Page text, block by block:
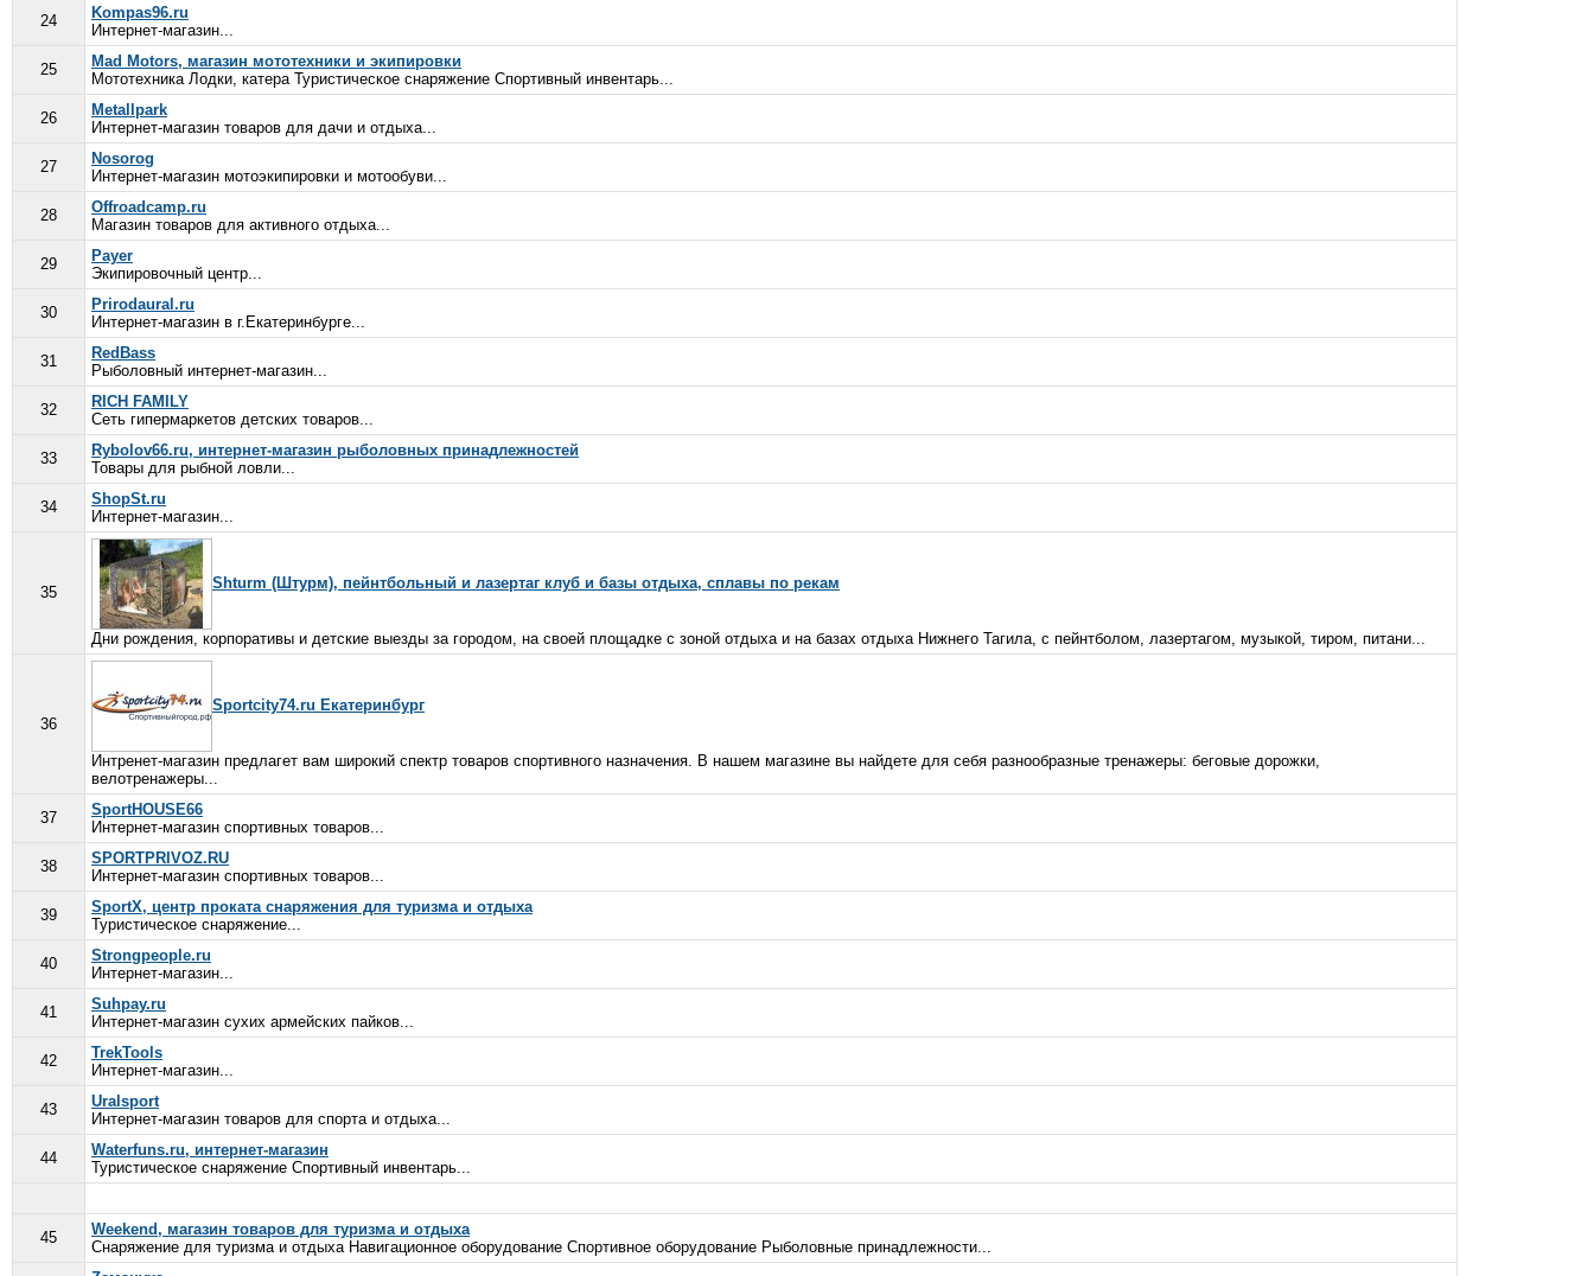
24
Kompas96.ru
Интернет-магазин...
25
Mad Motors, магазин мототехники и экипировки
Мототехника Лодки, катера Туристическое снаряжение Спортивный инвентарь...
26
Metallpark
Интернет-магазин товаров для дачи и отдыха...
27
Nosorog
Интернет-магазин мотоэкипировки и мотообуви...
28
Offroadcamp.ru
Магазин товаров для активного отдыха...
29
Payer
Экипировочный центр...
30
Prirodaural.ru
Интернет-магазин в г.Екатеринбурге...
31
RedBass
Рыболовный интернет-магазин...
32
RICH FAMILY
Сеть гипермаркетов детских товаров...
33
Rybolov66.ru, интернет-магазин рыболовных принадлежностей
Товары для рыбной ловли...
34
ShopSt.ru
Интернет-магазин...
35
Shturm (Штурм), пейнтбольный и лазертаг клуб и базы отдыха, сплавы по рекам
Дни рождения, корпоративы и детские выезды за городом, на своей площадке с зоной отдыха и на базах отдыха Нижнего Тагила, с пейнтболом, лазертагом, музыкой, тиром, питани...
36
Sportcity74.ru Екатеринбург
Интренет-магазин предлагет вам широкий спектр товаров спортивного назначения. В нашем магазине вы найдете для себя разнообразные тренажеры: беговые дорожки,
велотренажеры...
37
SportHOUSE66
Интернет-магазин спортивных товаров...
38
SPORTPRIVOZ.RU
Интернет-магазин спортивных товаров...
39
SportX, центр проката снаряжения для туризма и отдыха
Туристическое снаряжение...
40
Strongpeople.ru
Интернет-магазин...
41
Suhpay.ru
Интернет-магазин сухих армейских пайков...
42
TrekTools
Интернет-магазин...
43
Uralsport
Интернет-магазин товаров для спорта и отдыха...
44
Waterfuns.ru, интернет-магазин
Туристическое снаряжение Спортивный инвентарь...
45
Weekend, магазин товаров для туризма и отдыха
Снаряжение для туризма и отдыха Навигационное оборудование Спортивное оборудование Рыболовные принадлежности...